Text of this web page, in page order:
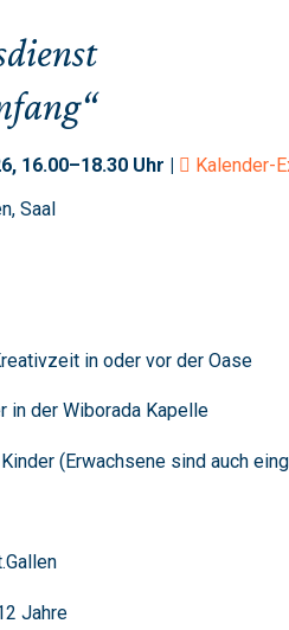
16.00–18.30 Uhr |
Kalender-
Saal
in oder vor der Oase
in der Wiborada Kapelle
(Erwachsene sind auch
Jahre